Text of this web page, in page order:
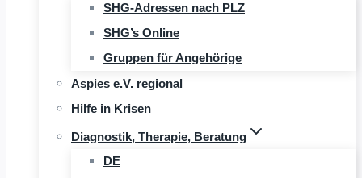
SHG-Adressen nach PLZ
SHG’s Online
Gruppen für Angehörige
Aspies e.V. regional
Hilfe in Krisen
Diagnostik, Therapie, Beratung
DE